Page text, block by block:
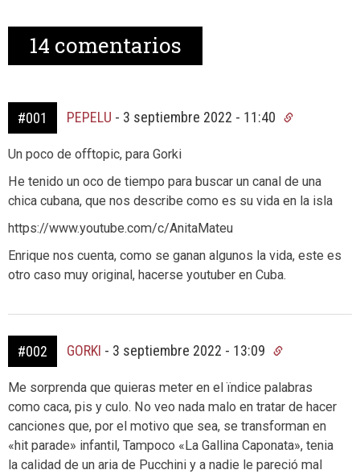
14 comentarios
#001 PEPELU - 3 septiembre 2022 - 11:40
Un poco de offtopic, para Gorki
He tenido un oco de tiempo para buscar un canal de una
chica cubana, que nos describe como es su vida en la isla
https://www.youtube.com/c/AnitaMateu
Enrique nos cuenta, como se ganan algunos la vida, este es
otro caso muy original, hacerse youtuber en Cuba.
#002 GORKI - 3 septiembre 2022 - 13:09
Me sorprenda que quieras meter en el ïndice palabras
como caca, pis y culo. No veo nada malo en tratar de hacer
canciones que, por el motivo que sea, se transforman en
«hit parade» infantil, Tampoco «La Gallina Caponata», tenia
la calidad de un aria de Pucchini y a nadie le pareció mal